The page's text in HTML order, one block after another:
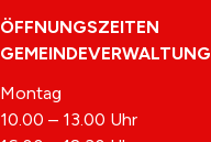
ÖFFNUNGSZEITEN
GEMEINDEVERWALTUNG
Montag
10.00 – 13.00 Uhr